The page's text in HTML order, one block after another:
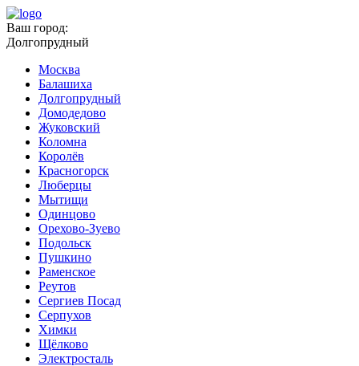
Ваш город:
Долгопрудный
Москва
Балашиха
Долгопрудный
Домодедово
Жуковский
Коломна
Королёв
Красногорск
Люберцы
Мытищи
Одинцово
Орехово-Зуево
Подольск
Пушкино
Раменское
Реутов
Сергиев Посад
Серпухов
Химки
Щёлково
Электросталь